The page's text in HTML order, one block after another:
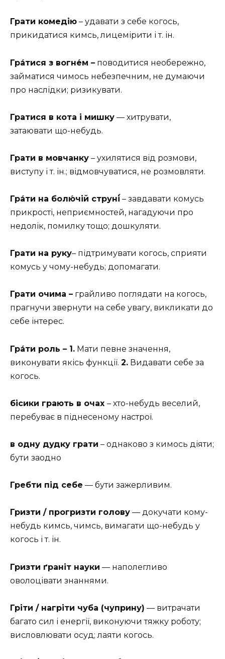
Грати комедію – удавати з себе когось,
прикидатися кимсь, лицемірити і т. ін.
Гра́тися з вогне́м – поводитися необережно,
займатися чимось небезпечним, не думаючи
про наслідки; ризикувати.
Гратися в кота і мишку — хитрувати,
затаювати що-небудь.
Грати в мовчанку – ухилятися від розмови,
виступу і т. ін.; відмовчуватися, не розмовляти.
Гра́ти на болю́чій струні́ – завдавати комусь
прикрості, неприємностей, нагадуючи про
недолік, помилку тощо; дошкуляти.
Грати на руку– підтримувати когось, сприяти
комусь у чому-небудь; допомагати.
Грати очима – грайливо поглядати на когось,
прагнучи звернути на себе увагу, викликати до
себе інтерес.
Гра́ти роль – 1. Мати певне значення,
виконувати якісь функції. 2. Видавати себе за
когось.
бісики грають в очах – хто-небудь веселий,
перебуває в піднесеному настрої.
в одну дудку грати – однаково з кимось діяти;
бути заодно
Гребти під себе — бути зажерливим.
Гризти / прогризти голову — докучати кому-
небудь кимсь, чимсь, вимагати що-небудь у
когось і т. ін.
Гризти ґраніт науки — наполегливо
оволоцівати знаннями.
Гріти / нагріти чуба (чуприну) — витрачати
багато сил і енергії, виконуючи тяжку роботу;
висловлювати осуд; лаяти когось.